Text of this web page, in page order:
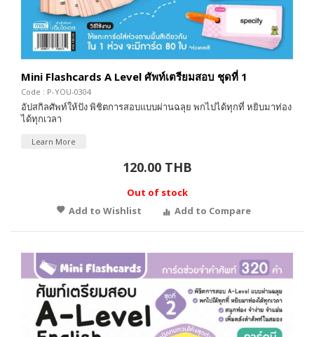
Mini Flashcards A Level ศัพท์เตรียมสอบ ชุดที่ 1
Code : P-YOU-0304
อัปสกิลศัพท์ให้ปัง พิชิตการสอบแบบผ่านฉลุย พกไปได้ทุกที่ หยิบมาท่อง
ได้ทุกเวลา
Learn More
120.00 THB
Out of stock
Add to Wishlist
Add to Compare